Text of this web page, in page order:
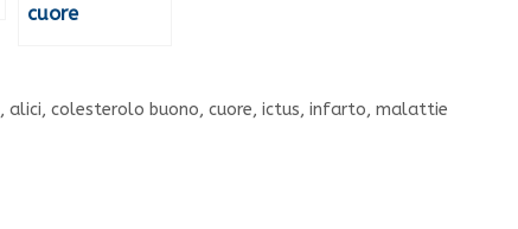
cuore
,alici,colesterolo buono,cuore,ictus,infarto,malattie